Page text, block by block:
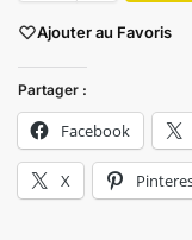
Ajouter au Favoris
Partager :
Facebook
X